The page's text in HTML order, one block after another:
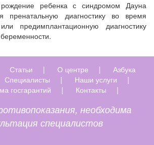
рождение ребенка с синдромом Дауна
пренатальную диагностику во время
предимплантационную диагностику
Статьи | О центре |
Азбука
Специалисты | Наши услуги
|
госгарантий
| Контакты |
необходима
специалистов